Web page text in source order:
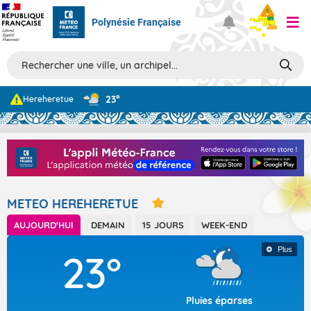
Polynésie Française
TOUS LES RÉSULTATS
Articles
Hereheretue 23°
METEO HEREHERETUE
AUJOURD'HUI DEMAIN 15 JOURS WEEK-END
Plus
23°
Pluies éparses